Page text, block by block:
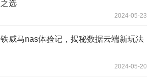
之选
2024-05-23
铁威马nas体验记，揭秘数据云端新玩法
2024-05-20